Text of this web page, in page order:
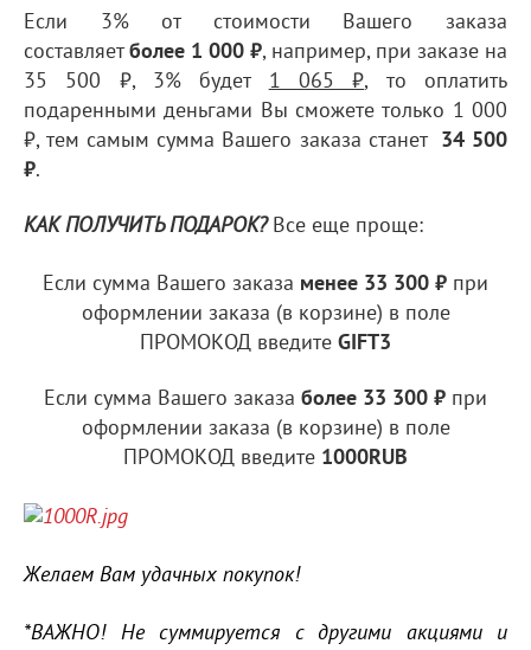
Если 3% от стоимости Вашего заказа
составляетболее 1 000 ₽, например, при заказе на
35 500 ₽, 3% будет 1 065 ₽, то оплатить
подаренными деньгами Вы сможете только 1 000
₽, тем самым сумма Вашего заказа станет 34 500
₽.
КАК ПОЛУЧИТЬ ПОДАРОК?Все еще проще:
Если сумма Вашего заказа менее 33 300 ₽ при
оформлении заказа (в корзине) в поле
ПРОМОКОД введите GIFT3
Если сумма Вашего заказа более 33 300 ₽ при
оформлении заказа (в корзине) в поле
ПРОМОКОД введите 1000RUB
Желаем Вам удачных покупок!
*ВАЖНО! Не суммируется с другими акциями и